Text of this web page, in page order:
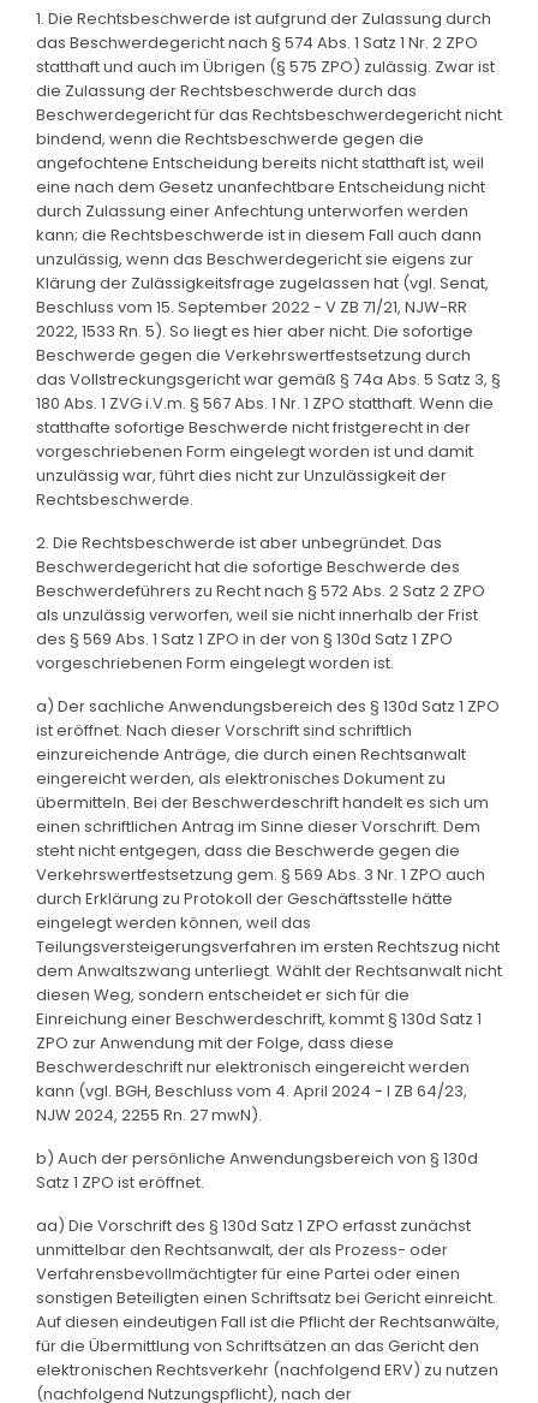
1. Die Rechtsbeschwerde ist aufgrund der Zulassung durch
das Beschwerdegericht nach § 574 Abs. 1 Satz 1 Nr. 2 ZPO
statthaft und auch im Übrigen (§ 575 ZPO) zulässig. Zwar ist
die Zulassung der Rechtsbeschwerde durch das
Beschwerdegericht für das Rechtsbeschwerdegericht nicht
bindend, wenn die Rechtsbeschwerde gegen die
angefochtene Entscheidung bereits nicht statthaft ist, weil
eine nach dem Gesetz unanfechtbare Entscheidung nicht
durch Zulassung einer Anfechtung unterworfen werden
kann; die Rechtsbeschwerde ist in diesem Fall auch dann
unzulässig, wenn das Beschwerdegericht sie eigens zur
Klärung der Zulässigkeitsfrage zugelassen hat (vgl. Senat,
Beschluss vom 15. September 2022 - V ZB 71/21, NJW-RR
2022, 1533 Rn. 5). So liegt es hier aber nicht. Die sofortige
Beschwerde gegen die Verkehrswertfestsetzung durch
das Vollstreckungsgericht war gemäß § 74a Abs. 5 Satz 3, §
180 Abs. 1 ZVG i.V.m. § 567 Abs. 1 Nr. 1 ZPO statthaft. Wenn die
statthafte sofortige Beschwerde nicht fristgerecht in der
vorgeschriebenen Form eingelegt worden ist und damit
unzulässig war, führt dies nicht zur Unzulässigkeit der
Rechtsbeschwerde.
2. Die Rechtsbeschwerde ist aber unbegründet. Das
Beschwerdegericht hat die sofortige Beschwerde des
Beschwerdeführers zu Recht nach § 572 Abs. 2 Satz 2 ZPO
als unzulässig verworfen, weil sie nicht innerhalb der Frist
des § 569 Abs. 1 Satz 1 ZPO in der von § 130d Satz 1 ZPO
vorgeschriebenen Form eingelegt worden ist.
a) Der sachliche Anwendungsbereich des § 130d Satz 1 ZPO
ist eröffnet. Nach dieser Vorschrift sind schriftlich
einzureichende Anträge, die durch einen Rechtsanwalt
eingereicht werden, als elektronisches Dokument zu
übermitteln. Bei der Beschwerdeschrift handelt es sich um
einen schriftlichen Antrag im Sinne dieser Vorschrift. Dem
steht nicht entgegen, dass die Beschwerde gegen die
Verkehrswertfestsetzung gem. § 569 Abs. 3 Nr. 1 ZPO auch
durch Erklärung zu Protokoll der Geschäftsstelle hätte
eingelegt werden können, weil das
Teilungsversteigerungsverfahren im ersten Rechtszug nicht
dem Anwaltszwang unterliegt. Wählt der Rechtsanwalt nicht
diesen Weg, sondern entscheidet er sich für die
Einreichung einer Beschwerdeschrift, kommt § 130d Satz 1
ZPO zur Anwendung mit der Folge, dass diese
Beschwerdeschrift nur elektronisch eingereicht werden
kann (vgl. BGH, Beschluss vom 4. April 2024 - I ZB 64/23,
NJW 2024, 2255 Rn. 27 mwN).
b) Auch der persönliche Anwendungsbereich von § 130d
Satz 1 ZPO ist eröffnet.
aa) Die Vorschrift des § 130d Satz 1 ZPO erfasst zunächst
unmittelbar den Rechtsanwalt, der als Prozess- oder
Verfahrensbevollmächtigter für eine Partei oder einen
sonstigen Beteiligten einen Schriftsatz bei Gericht einreicht.
Auf diesen eindeutigen Fall ist die Pflicht der Rechtsanwälte,
für die Übermittlung von Schriftsätzen an das Gericht den
elektronischen Rechtsverkehr (nachfolgend ERV) zu nutzen
(nachfolgend Nutzungspflicht), nach der